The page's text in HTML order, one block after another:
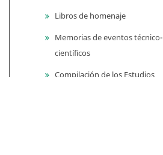
Libros de homenaje
Memorias de eventos técnico-
científicos
Compilación de los Estudios